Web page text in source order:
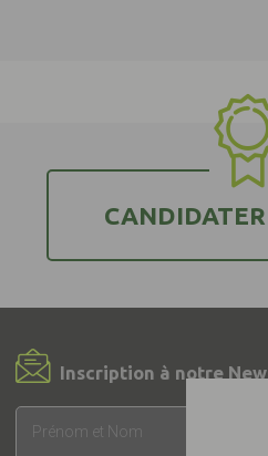
Inscription à notre